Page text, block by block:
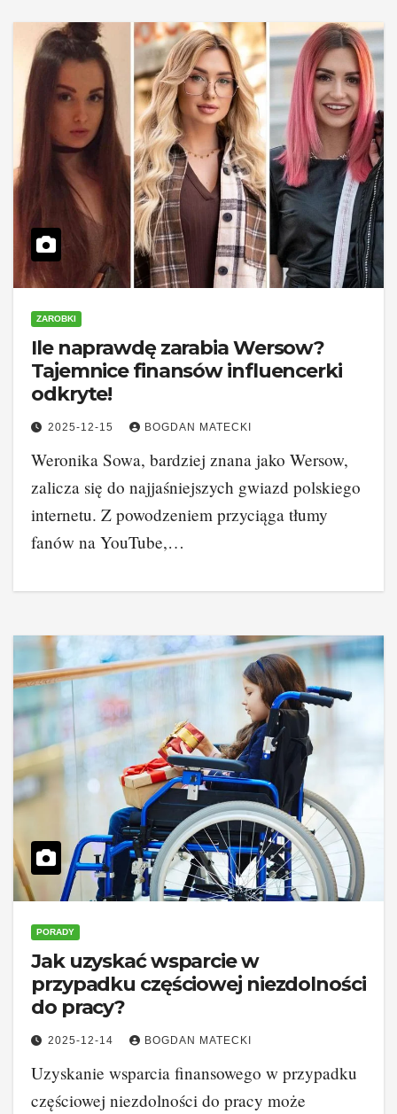
ZAROBKI
Ile naprawdę zarabia Wersow?
Tajemnice finansów influencerki
odkryte!
2025-12-15 BOGDAN MATECKI
Weronika Sowa, bardziej znana jako Wersow,
zalicza się do najjaśniejszych gwiazd polskiego
internetu. Z powodzeniem przyciąga tłumy
fanów na YouTube,…
PORADY
Jak uzyskać wsparcie w
przypadku częściowej niezdolności
do pracy?
2025-12-14 BOGDAN MATECKI
Uzyskanie wsparcia finansowego w przypadku
częściowej niezdolności do pracy może